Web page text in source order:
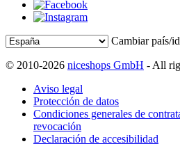
Cambiar país/
© 2010-2026 niceshops GmbH - All
Aviso legal
Protección de datos
Condiciones generales de
revocación
Declaración de accesibilidad